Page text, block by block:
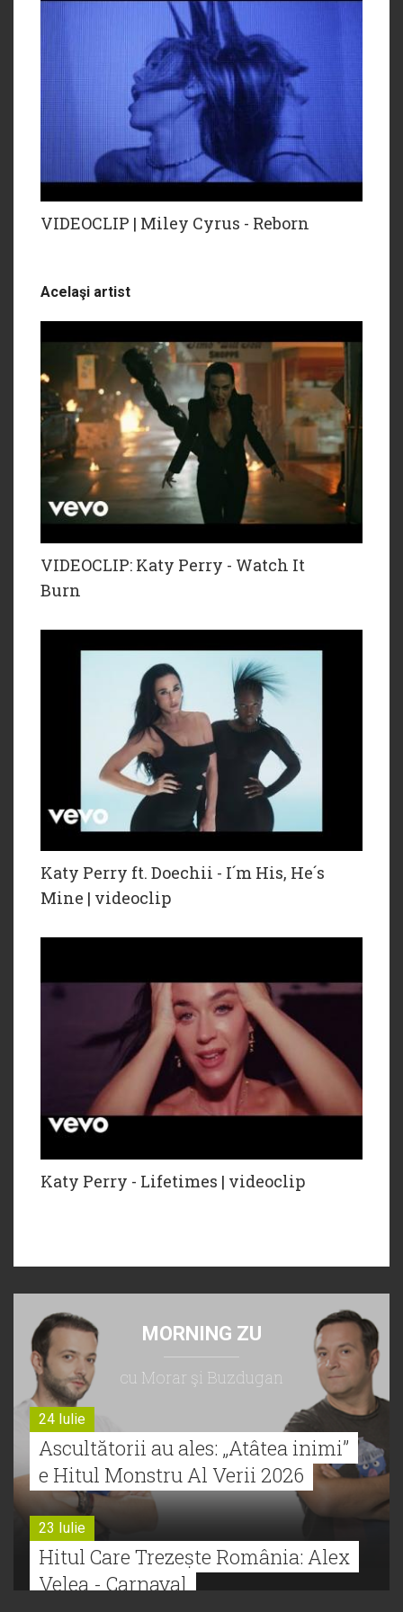
VIDEOCLIP | Miley Cyrus - Reborn
Acelaşi artist
VIDEOCLIP: Katy Perry - Watch It
Burn
Katy Perry ft. Doechii - I´m His, He´s
Mine | videoclip
Katy Perry - Lifetimes | videoclip
MORNING ZU
cu Morar şi Buzdugan
24 Iulie
Ascultătorii au ales: „Atâtea inimi”
e Hitul Monstru Al Verii 2026
23 Iulie
Hitul Care Trezește România: Alex
Velea - Carnaval